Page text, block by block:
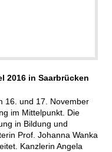
2016 in Saarbrücken
16. und 17. November
im Mittelpunkt. Die
in Bildung und
Prof. Johanna Wanka
Kanzlerin Angela